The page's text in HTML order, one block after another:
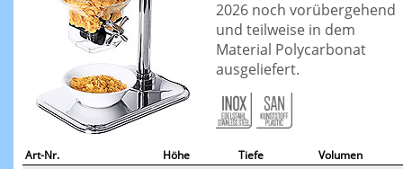
2026 noch vorübergehend
und teilweise in dem
Material Polycarbonat
ausgeliefert.
Art-Nr. Höhe Tiefe Volumen